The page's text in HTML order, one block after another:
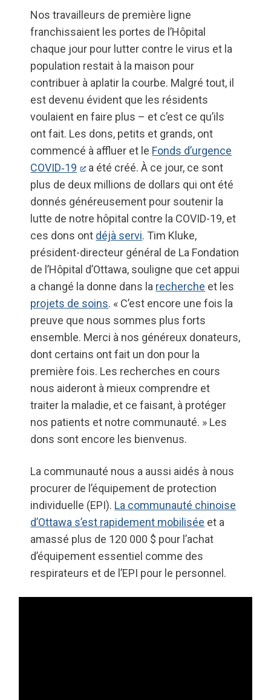
Nos travailleurs de première ligne
franchissaient les portes de l’Hôpital
chaque jour pour lutter contre le virus et la
population restait à la maison pour
contribuer à aplatir la courbe. Malgré tout, il
est devenu évident que les résidents
voulaient en faire plus – et c’est ce qu’ils
ont fait. Les dons, petits et grands, ont
commencé à affluer et le Fonds d’urgence
COVID‑19
a été créé. À ce jour, ce sont
plus de deux millions de dollars qui ont été
donnés généreusement pour soutenir la
lutte de notre hôpital contre la COVID-19, et
ces dons ont déjà servi. Tim Kluke,
président-directeur général de La Fondation
de l’Hôpital d’Ottawa, souligne que cet appui
a changé la donne dans la recherche et les
projets de soins. « C’est encore une fois la
preuve que nous sommes plus forts
ensemble. Merci à nos généreux donateurs,
dont certains ont fait un don pour la
première fois. Les recherches en cours
nous aideront à mieux comprendre et
traiter la maladie, et ce faisant, à protéger
nos patients et notre communauté. » Les
dons sont encore les bienvenus.
La communauté nous a aussi aidés à nous
procurer de l’équipement de protection
individuelle (EPI). La communauté chinoise
d’Ottawa s’est rapidement mobilisée et a
amassé plus de 120 000 $ pour l’achat
d’équipement essentiel comme des
respirateurs et de l’EPI pour le personnel.